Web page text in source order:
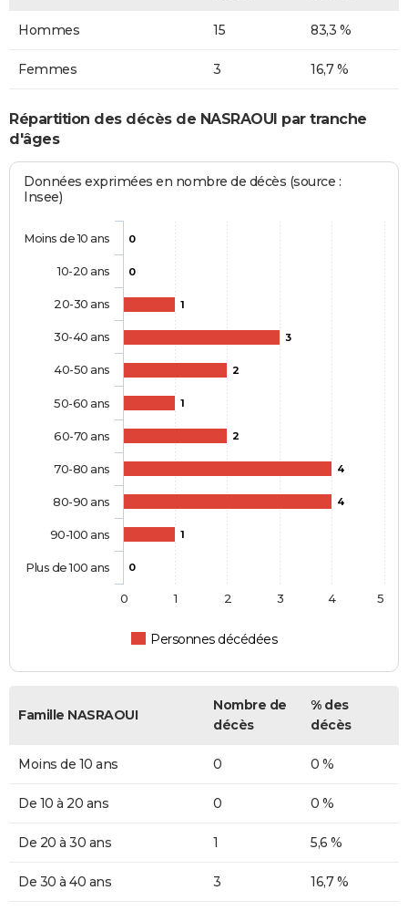
Hommes 15 83,3 %
Femmes 3 16,7 %
Répartition des décès de NASRAOUI par tranche
d'âges
Données exprimées en nombre de décès (source :
Insee)
0
0
1
3
2
1
2
4
4
1
0
Personnes décédées
Moins de 10 ans
10-20 ans
20-30 ans
30-40 ans
40-50 ans
50-60 ans
60-70 ans
70-80 ans
80-90 ans
90-100 ans
Plus de 100 ans
0 1 2 3 4 5
Famille NASRAOUI
Nombre de
décès
% des
décès
Moins de 10 ans 0 0 %
De 10 à 20 ans 0 0 %
De 20 à 30 ans 1 5,6 %
De 30 à 40 ans 3 16,7 %